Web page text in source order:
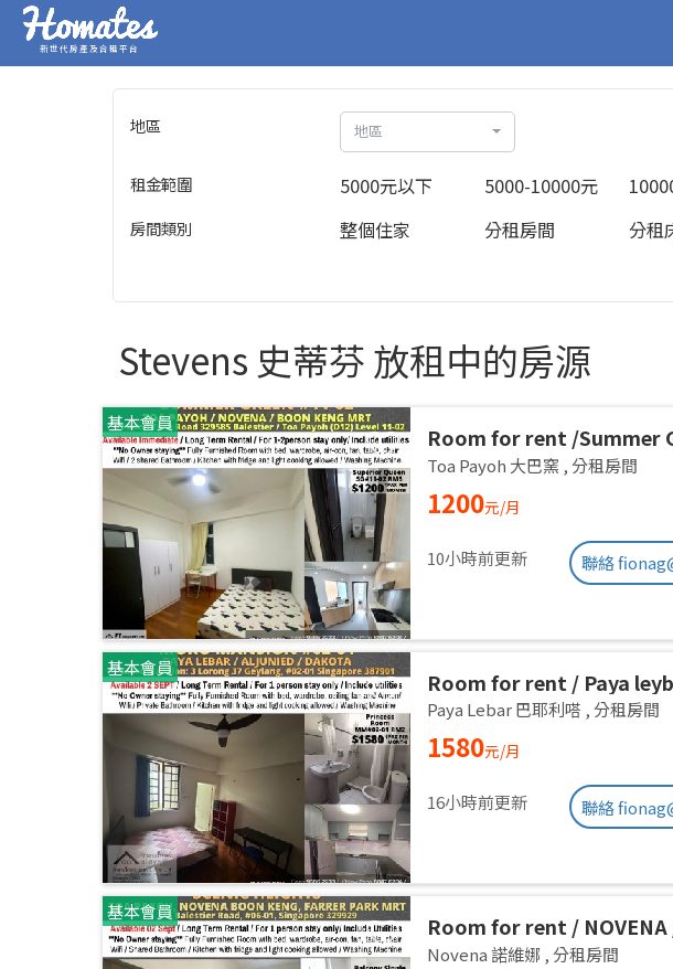
新世代房產及合租平台
地區 地區
租金範圍 5000元以下 5000-10000元
房間類別 整個住家 分租房間 分租
Stevens 史蒂芬 放租中的房源
基本會員
Room for rent /Summer
room/1 pax/Available
Toa Payoh 大巴窯 ,分租房間
1200元/月
10小時前更新 聯絡
基本會員
Room for rent / Paya
Master room / 1pax stay /
Sept
Paya Lebar 巴耶利嗒 ,分租房間
1580元/月
16小時前更新 聯絡
基本會員
Room for rent /
room / 1pax stay /
Novena 諾維娜 ,分租房間